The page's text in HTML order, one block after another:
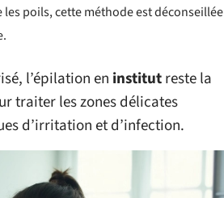
poils, cette méthode est déconseillée
l’épilation en institutreste la
traiter les zones délicates
d’irritation et d’infection.